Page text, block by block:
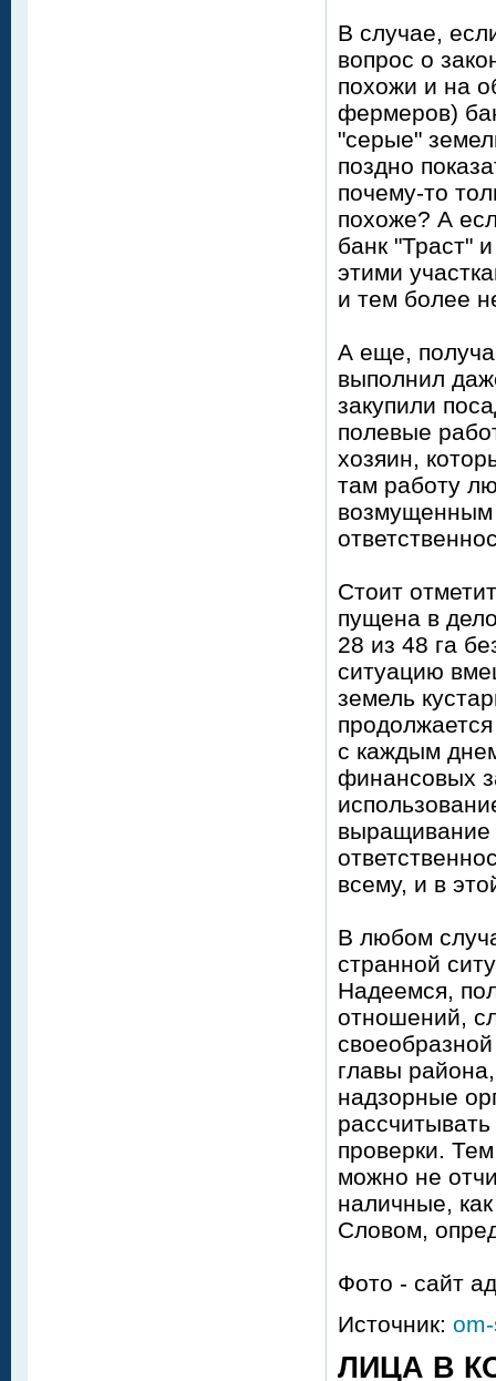
В случае,
вопрос о
похожи и на
фермеров)
"серые"
поздно
почему-то
похоже? А
банк "Траст"
этими
и тем более
А еще,
выполнил
закупили
полевые
хозяин,
там работу
Стоит
пущена в
28 из 48 га
ситуацию
земель
с каждым
финансовых
выращивание
всему, и в
В любом
странной
Надеемся,
отношений,
главы
надзорные
проверки.
можно не
наличные,
Словом,
Фото - сайт
Источник:
ЛИЦА В